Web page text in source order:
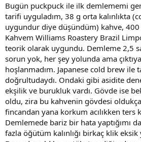
Bugün puckpuck ile ilk demlememi
tarifi uyguladım, 38 g orta kalınlıkta
uygundur diye düşündüm) kahve,
Kahvem Williams Roastery Brazil
teorik olarak uygundu. Demleme 2,5
sorun yok, her şey yolunda ama
hoşlanmadım. Japanese cold brew ile
doğrultudaydı. Ondaki gibi asidite
ekşilik ve burukluk vardı. Gövde ise
oldu, zira bu kahvenin gövdesi
fincandan yana korkum acılıkken ters
Demlemede bariz bir hata yaptığımı
fazla öğütüm kalınlığı birkaç klik